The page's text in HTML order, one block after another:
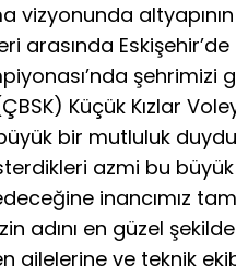
vizyonunda
arasında
Küçük Kızlar
bir mutluluk
azmi bu
inancımız
adını en güzel
ailelerine ve teknik